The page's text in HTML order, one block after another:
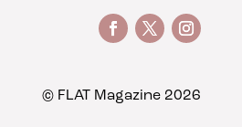
© FLAT Magazine 2026